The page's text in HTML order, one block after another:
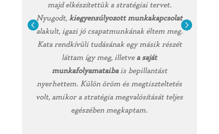
majd elkészítettük a stratégiai tervet.
Nyugodt, kiegyensúlyozott munkakapcsolat
alakult, igazi jó csapatmunkának éltem meg.
Kata rendkívüli tudásának egy másik részét
láttam így meg, illetve a saját
munkafolyamataibais bepillantást
nyerhettem. Külön öröm és megtiszteltetés
volt, amikor a stratégia megvalósítását teljes
egészében megkaptam.